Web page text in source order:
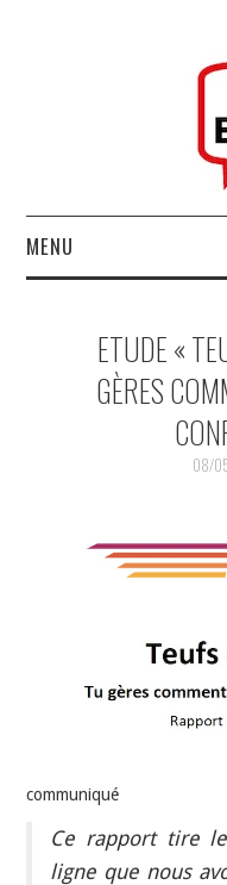
MENU
GABBA GABBA HEY !
INDÉPENDANTS
ETUDE «
GÈRES
08/
communiqué
Ce rapport tire
ligne que nous